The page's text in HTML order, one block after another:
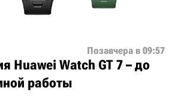
Позавчера в 09:57
Huawei Watch GT 7 – до
работы